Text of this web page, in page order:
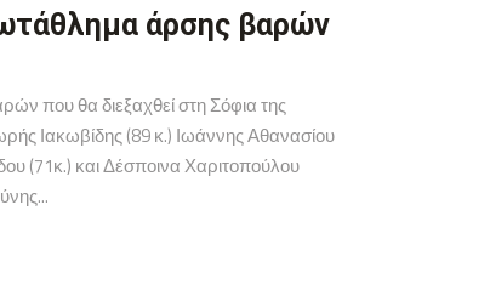
άρσης βαρών
που θα διεξαχθεί στη Σόφια της
Ιακωβίδης (89 κ.) Ιωάννης Αθανασίου
(71κ.) και Δέσποινα Χαριτοπούλου